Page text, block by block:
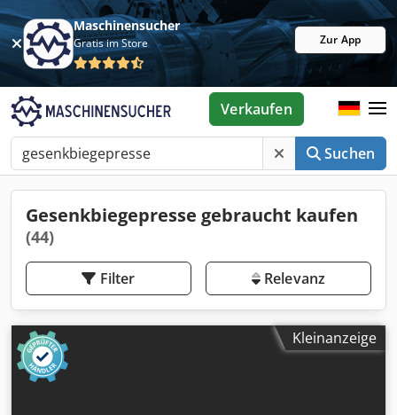
Maschinensucher
Gratis im Store Zur App
Suchen
Verkaufen
Gesenkbiegepresse gebraucht kaufen
(44)
Filter Relevanz
Kleinanzeige